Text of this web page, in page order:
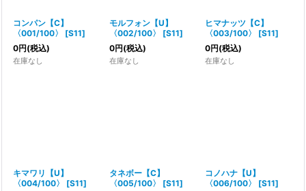
コンパン【C】
〈001/100〉
[S11]
0円(税込)
在庫なし
モルフォン【U】
〈002/100〉
[S11]
0円(税込)
在庫なし
ヒマナッツ【C】
〈003/100〉
[S11]
0円(税込)
在庫なし
キマワリ【U】
〈004/100〉
[S11]
タネボー【C】
〈005/100〉
[S11]
コノハナ【U】
〈006/100〉
[S11]